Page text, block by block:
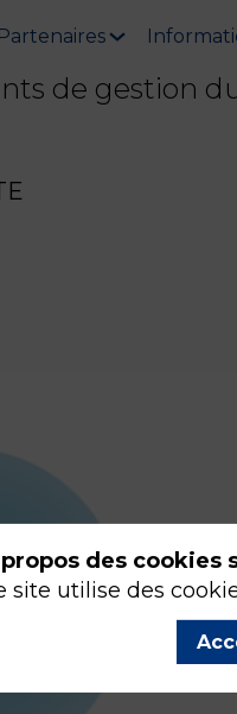
Partenaires
de gestion
des cookies
site utilise des